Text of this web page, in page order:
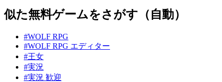
似た無料ゲームをさがす（自動）
#WOLF RPG
#WOLF RPG エディター
#王女
#実況
#実況 歓迎